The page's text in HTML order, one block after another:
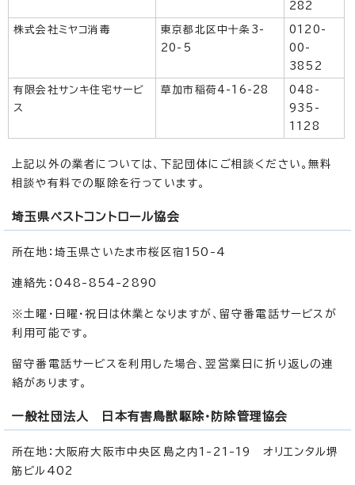
282
株式会社ミヤコ消毒
東京都北区中十条3-
20-5
0120-
00-
3852
有限会社サンキ住宅サービ
ス
草加市稲荷4-16-28
048-
935-
1128
上記以外の業者については、下記団体にご相談ください。無料
相談や有料での駆除を行っています。
埼玉県ペストコントロール協会
所在地：埼玉県さいたま市桜区宿150-4
連絡先：048-854-2890
※土曜・日曜・祝日は休業となりますが、留守番電話サービスが
利用可能です。
留守番電話サービスを利用した場合、翌営業日に折り返しの連
絡があります。
一般社団法人 日本有害鳥獣駆除・防除管理協会
所在地：大阪府大阪市中央区島之内1-21-19 オリエンタル堺
筋ビル402